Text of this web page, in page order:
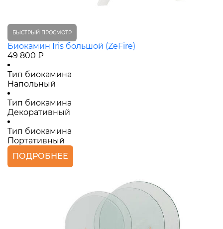
БЫСТРЫЙ ПРОСМОТР
Биокамин Iris большой (ZeFire)
49 800 ₽
Тип биокамина
Напольный
Тип биокамина
Декоративный
Тип биокамина
Портативный
ПОДРОБНЕЕ